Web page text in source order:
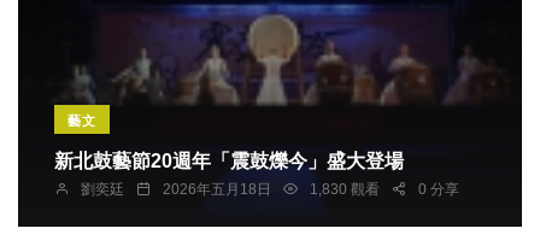
藝文
新北鼓藝節20週年「震鼓爍今」盛大登場
劉奕廷 2026年五月18日 1,830 觀看 0 分享